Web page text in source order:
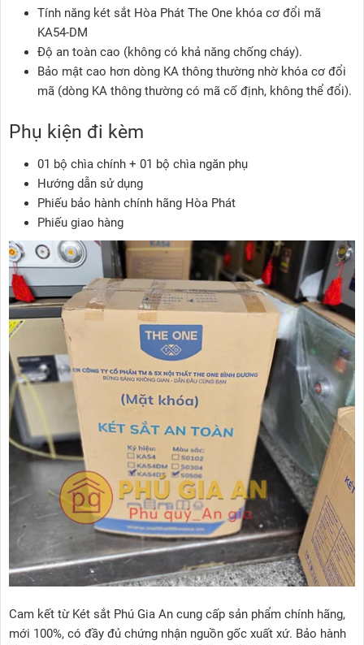
Tính năng két sắt Hòa Phát The One khóa cơ đổi mã
KA54-DM
Độ an toàn cao (không có khả năng chống cháy).
Bảo mật cao hơn dòng KA thông thường nhờ khóa cơ đổi
mã (dòng KA thông thường có mã cố định, không thể đổi).
Phụ kiện đi kèm
01 bộ chìa chính + 01 bộ chìa ngăn phụ
Hướng dẫn sử dụng
Phiếu bảo hành chính hãng Hòa Phát
Phiếu giao hàng
Cam kết từ Két sắt Phú Gia An cung cấp sản phẩm chính hãng,
mới 100%, có đầy đủ chứng nhận nguồn gốc xuất xứ. Bảo hành